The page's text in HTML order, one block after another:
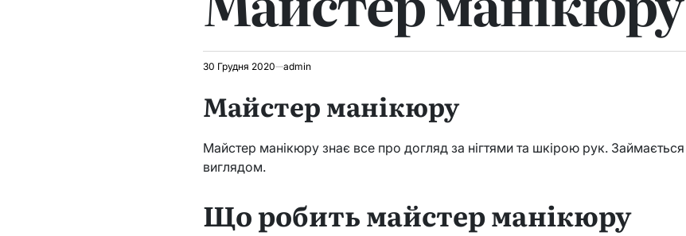
30 Грудня 2020 admin
Майстер манікюру
Майстер манікюру знає все про догляд за нігтями та шкірою рук. Займається
виглядом.
Що робить майстер манікюру